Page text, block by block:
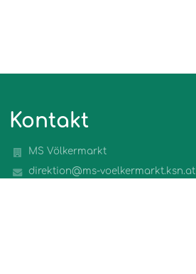
Kontakt
MS Völkermarkt
direktion@ms-voelkermarkt.ksn.at